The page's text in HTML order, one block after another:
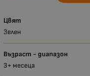
Цвят
Зелен
Възраст - диапазон
3+ месеца